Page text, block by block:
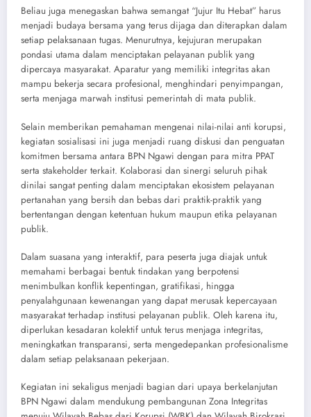
Beliau juga menegaskan bahwa semangat “Jujur Itu Hebat” harus
menjadi budaya bersama yang terus dijaga dan diterapkan dalam
setiap pelaksanaan tugas. Menurutnya, kejujuran merupakan
pondasi utama dalam menciptakan pelayanan publik yang
dipercaya masyarakat. Aparatur yang memiliki integritas akan
mampu bekerja secara profesional, menghindari penyimpangan,
serta menjaga marwah institusi pemerintah di mata publik.
Selain memberikan pemahaman mengenai nilai-nilai anti korupsi,
kegiatan sosialisasi ini juga menjadi ruang diskusi dan penguatan
komitmen bersama antara BPN Ngawi dengan para mitra PPAT
serta stakeholder terkait. Kolaborasi dan sinergi seluruh pihak
dinilai sangat penting dalam menciptakan ekosistem pelayanan
pertanahan yang bersih dan bebas dari praktik-praktik yang
bertentangan dengan ketentuan hukum maupun etika pelayanan
publik.
Dalam suasana yang interaktif, para peserta juga diajak untuk
memahami berbagai bentuk tindakan yang berpotensi
menimbulkan konflik kepentingan, gratifikasi, hingga
penyalahgunaan kewenangan yang dapat merusak kepercayaan
masyarakat terhadap institusi pelayanan publik. Oleh karena itu,
diperlukan kesadaran kolektif untuk terus menjaga integritas,
meningkatkan transparansi, serta mengedepankan profesionalisme
dalam setiap pelaksanaan pekerjaan.
Kegiatan ini sekaligus menjadi bagian dari upaya berkelanjutan
BPN Ngawi dalam mendukung pembangunan Zona Integritas